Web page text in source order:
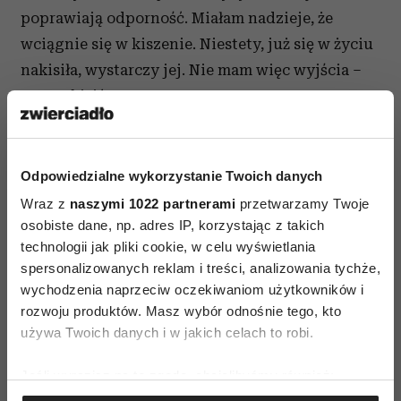
Odpowiedzialne wykorzystanie Twoich danych
Wraz z naszymi 1022 partnerami przetwarzamy Twoje
osobiste dane, np. adres IP, korzystając z takich
technologii jak pliki cookie, w celu wyświetlania
spersonalizowanych reklam i treści, analizowania tychże,
wychodzenia naprzeciw oczekiwaniom użytkowników i
rozwoju produktów. Masz wybór odnośnie tego, kto
używa Twoich danych i w jakich celach to robi.
poprawiają odporność. Miałam nadzieje, że
wciągnie się w kiszenie. Niestety, już się w życiu
nakisiła, wystarczy jej. Nie mam więc wyjścia –
muszę kisić sama.
Z drżącym sercem, ale jednak – zrobiłam
cuchnącego, że mój mąż, a nawet nasze koty
odmówili wchodzenia do kuchni. Dzwonię do
znajomej z reklamacją. Ona oczywiście wie
o mnie wszystko. „A na jakiej desce kroiłaś? Jaką
wzięłaś sól? Gdzie odstawiłaś słoje z kimchi
i dlaczego od razu próbowałaś robić tak trudną
kiszonkę?”. Okazuje się, że popełniłam wszystkie
zawiera przecież chlor, wstawiałam kimchi do